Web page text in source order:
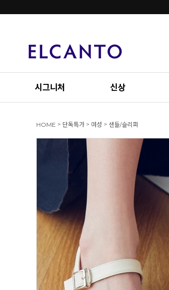
시그니처 신상
HOME > 단독특가 > 여성 > 샌들/슬리퍼